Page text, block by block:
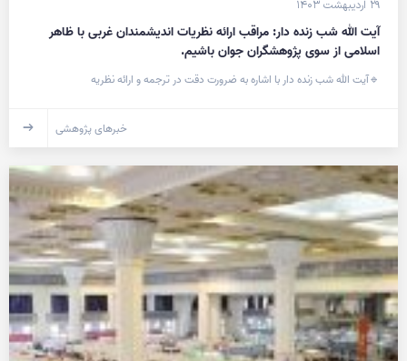
۲۹ اردیبهشت ۱۴۰۳
آیت الله شب زنده دار: مراقب ارائه نظریات اندیشمندان غربی با ظاهر
اسلامی از سوی پژوهشگران جوان باشیم.
🔹آیت الله شب زنده دار با اشاره به ضرورت دقت در ترجمه و ارائه نظریه
خبرهای پژوهشی